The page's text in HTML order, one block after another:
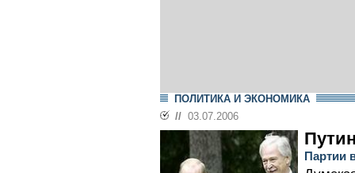
ПОЛИТИКА И ЭКОНОМИКА
// 03.07.2006
Партии